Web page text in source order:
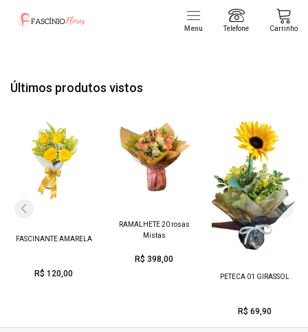
Menu Telefone Carrinho
Últimos produtos vistos
FASCINANTE AMARELA
R$ 120,00
RAMALHETE 20 rosas
Mistas
R$ 398,00
PETECA 01 GIRASSOL
R$ 69,90